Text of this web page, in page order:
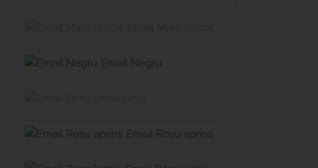
Email Negru
Email Roșu aprins